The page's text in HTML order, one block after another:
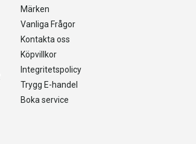
Märken
Vanliga Frågor
Kontakta oss
Köpvillkor
Integritetspolicy
Trygg E-handel
Boka service